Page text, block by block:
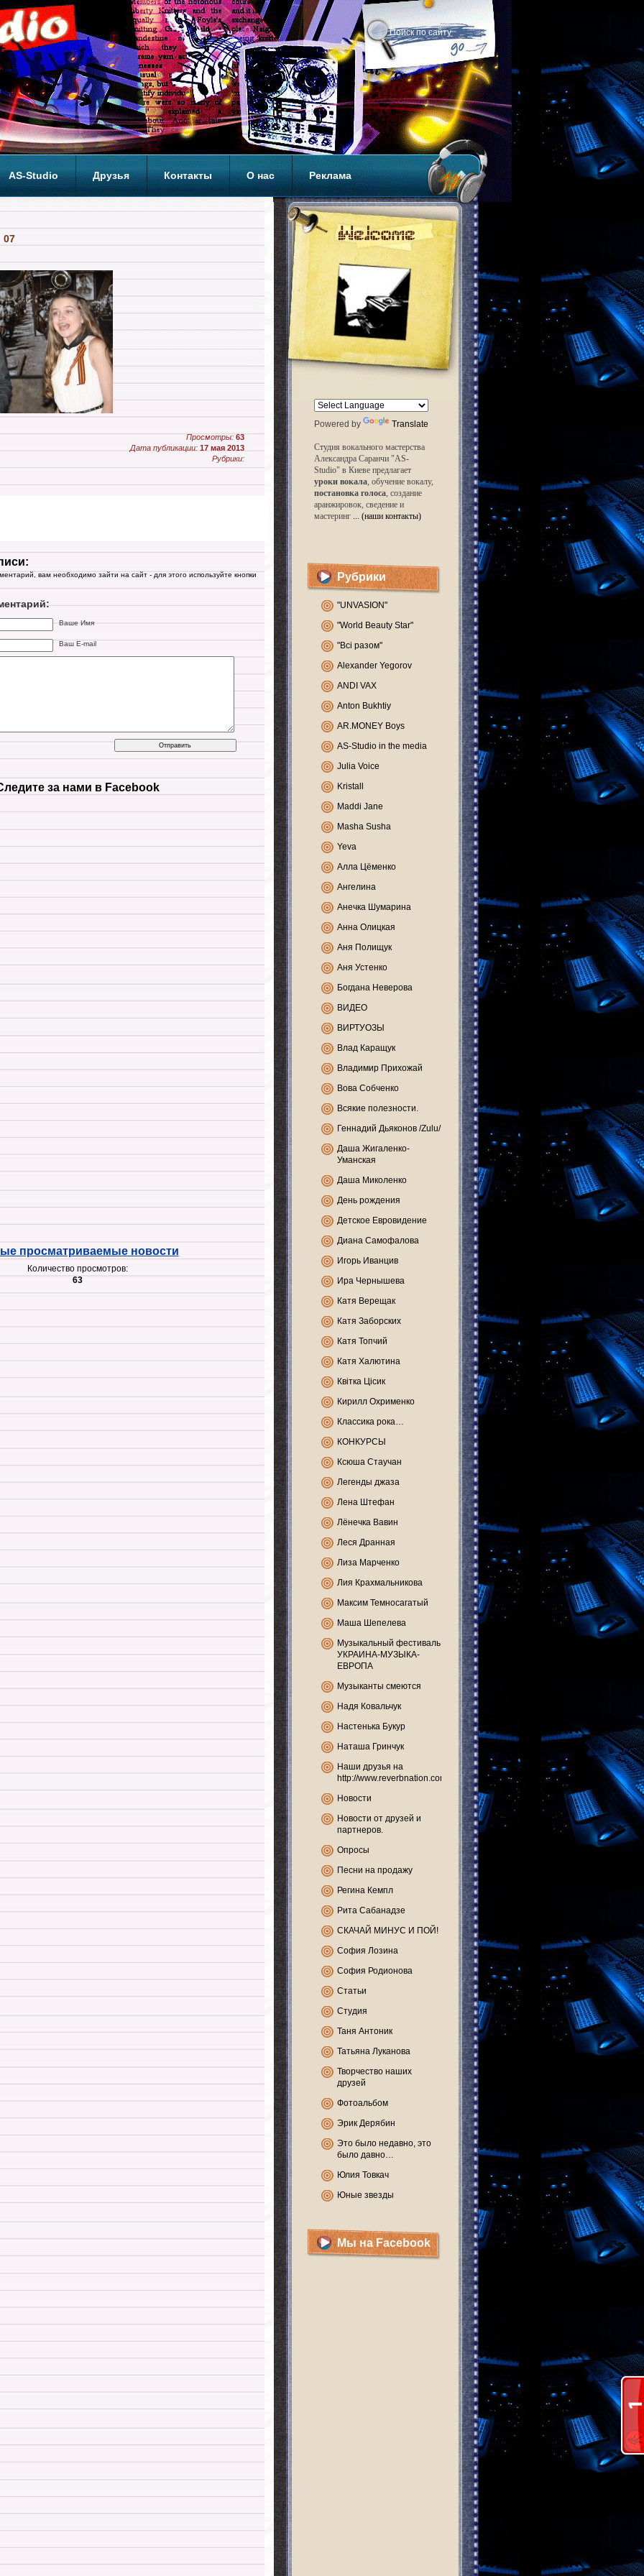
AS-Studio Друзья Контакты О нас Реклама
07
Просмотры: 63
Дата публикации: 17 мая 2013
Рубрики:
вам необходимо зайти на сайт - для этого используйте кнопки
Ваше Имя
Ваш E-mail
за нами в Facebook
просматриваемые новости
Количество просмотров:
63
Powered by Translate
Студия вокального мастерства
Александра Саранчи "AS-
Studio" в Киеве предлагает
уроки вокала, обучение вокалу,
постановка голоса, создание
аранжировок, сведение и
мастеринг ... (наши контакты)
Рубрики
"UNVASION"
"World Beauty Star"
"Всі разом"
Alexander Yegorov
ANDI VAX
Anton Bukhtiy
AR.MONEY Boys
AS-Studio in the media
Julia Voice
Kristall
Maddi Jane
Masha Susha
Yeva
Алла Цёменко
Ангелина
Анечка Шумарина
Анна Олицкая
Аня Полищук
Аня Устенко
Богдана Неверова
ВИДЕО
ВИРТУОЗЫ
Влад Каращук
Владимир Прихожай
Вова Собченко
Всякие полезности.
Геннадий Дьяконов /Zulu/
Даша Жигаленко-
Уманская
Даша Миколенко
День рождения
Детское Евровидение
Диана Самофалова
Игорь Иванцив
Ира Чернышева
Катя Верещак
Катя Заборских
Катя Топчий
Катя Халютина
Квітка Цісик
Кирилл Охрименко
Классика рока…
КОНКУРСЫ
Ксюша Стаучан
Легенды джаза
Лена Штефан
Лёнечка Вавин
Леся Дранная
Лиза Марченко
Лия Крахмальникова
Максим Темносагатый
Маша Шепелева
Музыкальный фестиваль
УКРАИНА-МУЗЫКА-
ЕВРОПА
Музыканты смеются
Надя Ковальчук
Настенька Букур
Наташа Гринчук
Наши друзья на
http://www.reverbnation.com
Новости
Новости от друзей и
партнеров.
Опросы
Песни на продажу
Регина Кемпл
Рита Сабанадзе
СКАЧАЙ МИНУС И ПОЙ!
София Лозина
София Родионова
Статьи
Студия
Таня Антоник
Татьяна Луканова
Творчество наших
друзей
Фотоальбом
Эрик Дерябин
Это было недавно, это
было давно…
Юлия Товкач
Юные звезды
Мы на Facebook